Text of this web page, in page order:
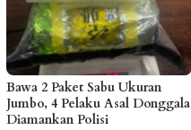
Bawa 2 Paket Sabu Ukuran
Jumbo, 4 Pelaku Asal Donggala
Diamankan Polisi